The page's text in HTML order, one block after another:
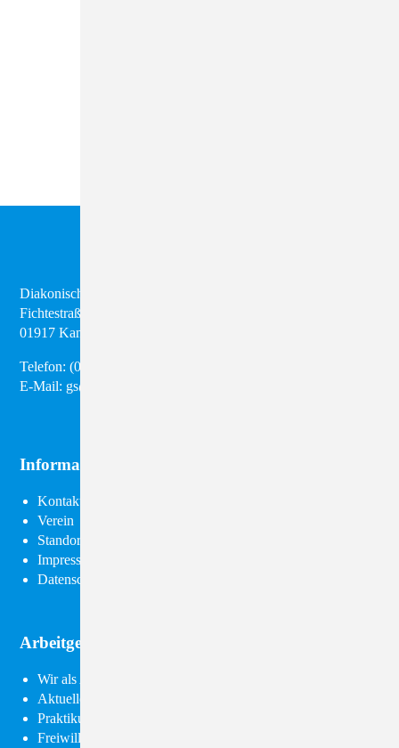
Diakonisches Werk Kamenz e.V.
Fichtestraße 8
01917 Kamenz
Telefon:(03 57 95) 28 98 50
E-Mail: gs@diakonie-kamenz.de
Informationen
Navigation
überspringen
Kontakt
Verein
Standorte
Impressum
Datenschutz
Arbeitgeber Diakonie
Navigation
überspringen
Wir als Arbeitgeber
Aktuelle Stellenangebote
Praktikum
Freiwilliges Soziales Jahr